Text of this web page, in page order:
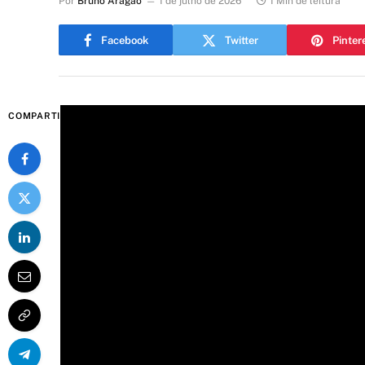
Facebook Twitter
COMPARTILHAR